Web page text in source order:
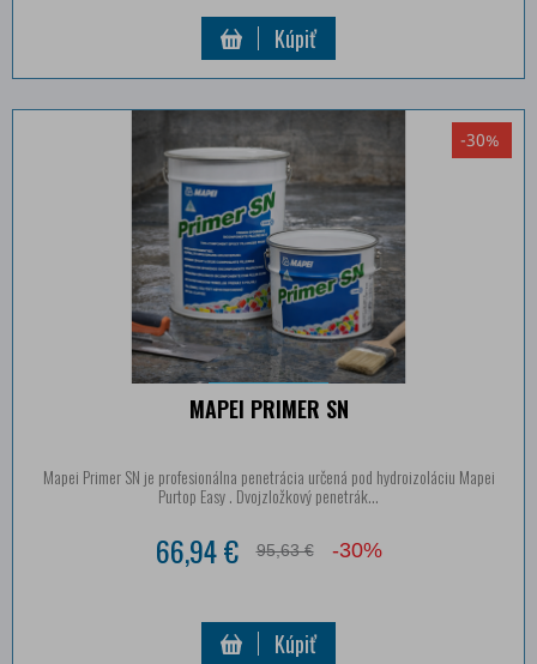
Kúpiť
MAPEI PRIMER SN
Mapei Primer SN je profesionálna penetrácia určená pod hydroizoláciu Mapei
Purtop Easy . Dvojzložkový penetrák...
66,94 € 95,63 € -30%
Kúpiť
-30%